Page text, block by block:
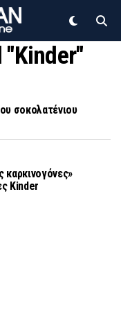
σοκολατένιου
καρκινογόνες»
Kinder